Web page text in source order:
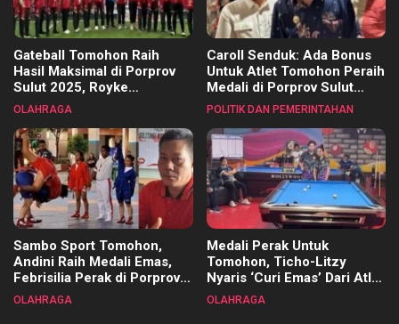
Gateball Tomohon Raih
Hasil Maksimal di Porprov
Sulut 2025, Royke
Tangkawarouw Ucapkan
OLAHRAGA
Caroll Senduk: Ada Bonus
Untuk Atlet Tomohon Peraih
Medali di Porprov Sulut
2025
POLITIK DAN PEMERINTAHAN
Sambo Sport Tomohon,
Andini Raih Medali Emas,
Febrisilia Perak di Porprov
Sulut 2025
OLAHRAGA
Medali Perak Untuk
Tomohon, Ticho-Litzy
Nyaris ‘Curi Emas’ Dari Atlet
Biliar PON di Porprov Sulut
OLAHRAGA